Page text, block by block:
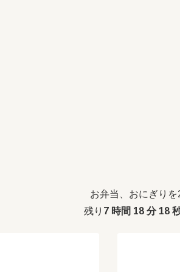
お弁当、おにぎり
残り 7 時間 18 分 17